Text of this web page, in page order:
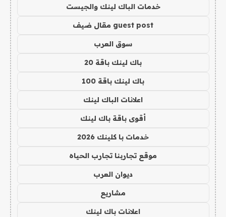
خدمات الباك لينك والجيست
guest post مقال ضيف
سوق العرب
باك لينك باقة 20
باك لينك باقة 100
اعلانات الباك لينك
أقوى باقة باك لينك
خدمات با كلينك 2026
موقع تجاربنا تجارب الحياه
ديوان العرب
مشاريع
اعلانات باك لينك